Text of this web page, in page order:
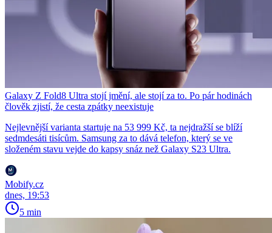
Galaxy Z Fold8 Ultra stojí jmění, ale stojí za to. Po pár hodinách
člověk zjistí, že cesta zpátky neexistuje
Nejlevnější varianta startuje na 53 999 Kč, ta nejdražší se blíží
sedmdesáti tisícům. Samsung za to dává telefon, který se ve
složeném stavu vejde do kapsy snáz než Galaxy S23 Ultra.
Mobify.cz
dnes, 19:53
5 min